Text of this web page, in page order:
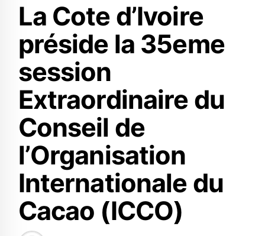
La Cote d’Ivoire
préside la 35eme
session
Extraordinaire du
Conseil de
l’Organisation
Internationale du
Cacao (ICCO)